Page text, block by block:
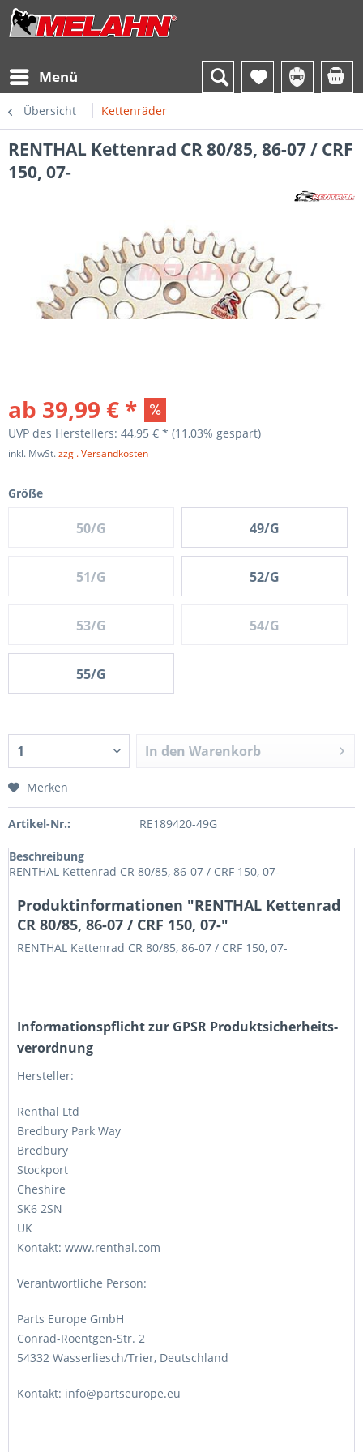
Menü
Übersicht Kettenräder
RENTHAL Kettenrad CR 80/85, 86-07 / CRF
150, 07-
ab 39,99 € *
UVP des Herstellers: 44,95 € * (11,03% gespart)
inkl. MwSt.zzgl. Versandkosten
Größe
50/G 49/G
51/G 52/G
53/G 54/G
55/G
In den Warenkorb
Merken
Artikel-Nr.: RE189420-49G
Beschreibung
RENTHAL Kettenrad CR 80/85, 86-07 / CRF 150, 07-
Produktinformationen "RENTHAL Kettenrad
CR 80/85, 86-07 / CRF 150, 07-"
RENTHAL Kettenrad CR 80/85, 86-07 / CRF 150, 07-
Informations­pflicht zur GPSR Produktsicherheits­
verordnung
Hersteller:
Renthal Ltd
Bredbury Park Way
Bredbury
Stockport
Cheshire
SK6 2SN
UK
Kontakt: www.renthal.com
Verantwortliche Person:
Parts Europe GmbH
Conrad-Roentgen-Str. 2
54332 Wasserliesch/Trier, Deutschland
Kontakt: info@partseurope.eu